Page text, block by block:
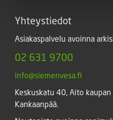
Yhteystiedot
Asiakaspalvelu avoinna
02 631 9700
info@siemenvesa.fi
Keskuskatu 40, Aito
Kankaanpää.